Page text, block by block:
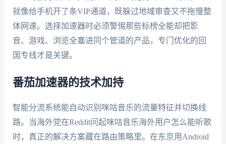
就像给手机开了条VIP通道，既躲过地域审查又不拖慢整
体网速。选择加速器时必须警惕那些标榜全能却把影
音、游戏、浏览全塞进同个管道的产品，专门优化的回
国专线才是关键。
番茄加速器的技术加持
智能分流系统能自动识别咪咕音乐的流量特征并切换线
路。当海外党在Reddit问起咪咕音乐海外用户怎么能听歌
时，真正的解决方案藏在路由策略里。在东京用Android